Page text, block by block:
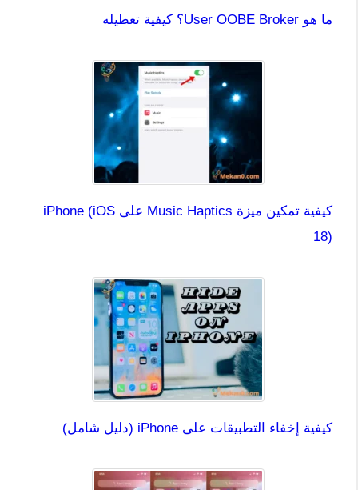
ما هو User OOBE Broker؟ كيفية تعطيله
كيفية تمكين ميزة Music Haptics على iPhone (iOS
18)
كيفية إخفاء التطبيقات على iPhone (دليل شامل)